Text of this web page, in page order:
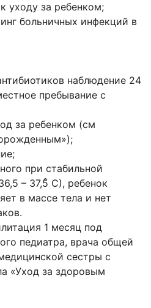
уходу за ребенком;
больничных инфекций в
наблюдение 24
пребывание с
за ребенком (см
при стабильной
– 37,5̊ С), ребенок
в массе тела и нет
1 месяц под
педиатра, врача общей
сестры с
«Уход за здоровым